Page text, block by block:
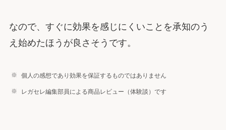
なので、すぐに効果を感じにくいことを承知のう
え始めたほうが良さそうです。
個人の感想であり効果を保証するものではありません
レガセレ編集部員による商品レビュー（体験談）です